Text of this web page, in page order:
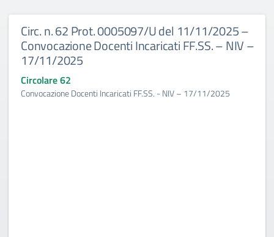
Circ. n. 62 Prot. 0005097/U del 11/11/2025 –
Convocazione Docenti Incaricati FF.SS. – NIV –
17/11/2025
Circolare 62
Convocazione Docenti Incaricati FF.SS. - NIV – 17/11/2025